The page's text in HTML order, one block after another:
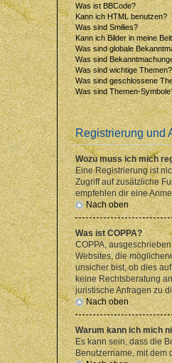
Was ist BBCode?
Kann ich HTML benutzen?
Was sind Smilies?
Kann ich Bilder in meine
Was sind globale
Was sind
Was sind wichtige Themen?
Was sind geschlossene
Was sind Themen-
Registrierung und
Wozu muss ich mich
Eine Registrierung ist
Zugriff auf zusätzliche
empfehlen dir eine
Nach oben
Was ist COPPA?
COPPA,
Websites, die
unsicher bist, ob dies
keine Rechtsberatung
juristische Anfragen zu
Nach oben
Warum kann ich mich
Es kann sein, dass die
Benutzername, mit dem